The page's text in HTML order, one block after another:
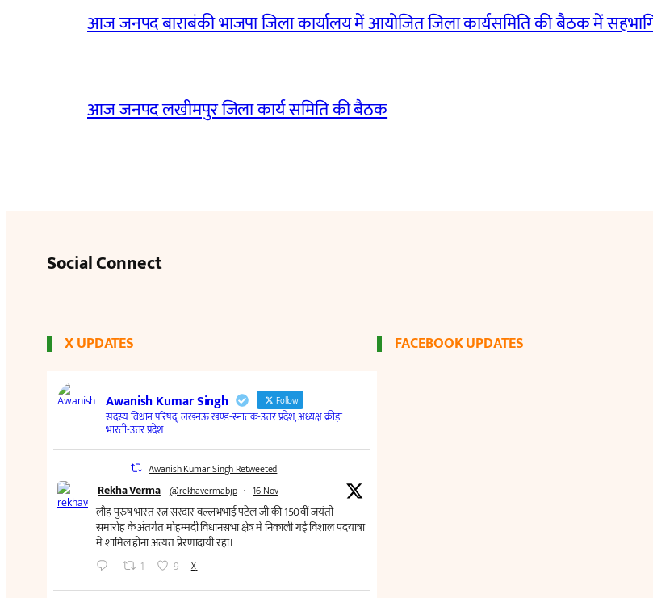
आज जनपद बाराबंकी भाजपा जिला कार्यालय में आयोजित जिला कार्यसमिति की बैठक में
आज जनपद लखीमपुर जिला कार्य समिति की बैठक
Social Connect
X UPDATES FACEBOOK UPDATES